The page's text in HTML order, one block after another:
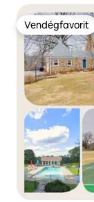
Vendégfavorit
Vendégfavorit